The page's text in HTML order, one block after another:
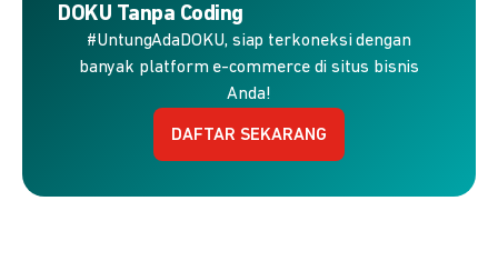
DOKU Tanpa Coding
#UntungAdaDOKU, siap terkoneksi dengan
banyak platform e-commerce di situs bisnis
Anda!
DAFTAR SEKARANG